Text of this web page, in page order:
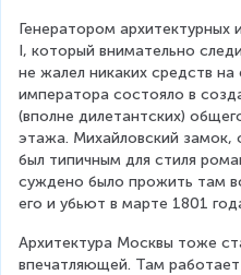
Генератором архитектурных
I, который внимательно
не жалел никаких средств на
императора состояло в
(вполне дилетантских)
этажа. Михайловский замок,
был типичным для стиля
суждено было прожить там
его и убьют в марте 1801
Архитектура Москвы тоже
впечатляющей. Там